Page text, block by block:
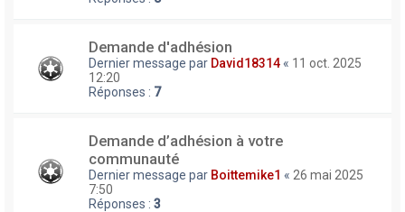
Demande d'adhésion
Dernier message par David18314 « 11 oct. 2025
12:20
Réponses : 7
Demande d’adhésion à votre
communauté
Dernier message par Boittemike1 « 26 mai 2025
7:50
Réponses : 3